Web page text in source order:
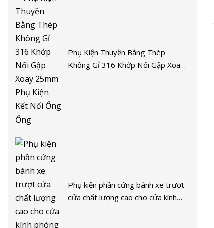
Phụ Kiện Thuyền Bằng Thép
Không Gỉ 316 Khớp Nối Gập Xoay
Phụ kiện phần cứng bánh xe trượt
cửa chất lượng cao cho cửa kính